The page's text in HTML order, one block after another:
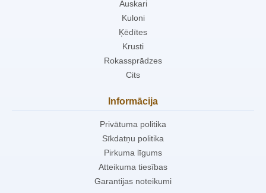
Auskari
Kuloni
Ķēdītes
Krusti
Rokassprādzes
Cits
Informācija
Privātuma politika
Sīkdatņu politika
Pirkuma līgums
Atteikuma tiesības
Garantijas noteikumi